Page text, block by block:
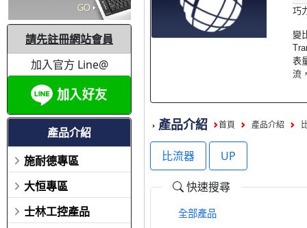
請先註冊網站會員
加入官方 Line@
產品介紹
施耐德專區
大恒專區
士林工控產品
巧
變
表
流
產品介紹 首頁 產品介紹
比流器 UP
快速搜尋
全部產品